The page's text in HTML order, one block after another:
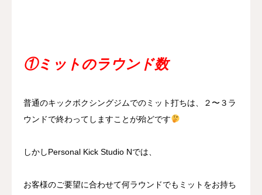
①ミットのラウンド数
普通のキックボクシングジムでのミット打ちは、２〜３ラ
ウンドで終わってしますことが殆どです
しかしPersonal Kick Studio Nでは、
お客様のご要望に合わせて何ラウンドでもミットをお持ち